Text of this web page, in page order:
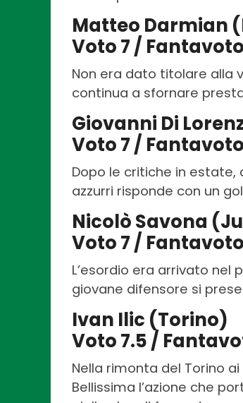
Matteo Darmian
Voto 7 / Fantavoto
Non era dato titolare alla
continua a sfornare
Giovanni Di
Voto 7 / Fantavoto
Dopo le critiche in
azzurri risponde con un
Nicolò Savona
Voto 7 / Fantavoto
L’esordio era arrivato
giovane difensore si
Ivan Ilic (Torino)
Voto 7.5 /
Nella rimonta del Torino ai
Bellissima l’azione che